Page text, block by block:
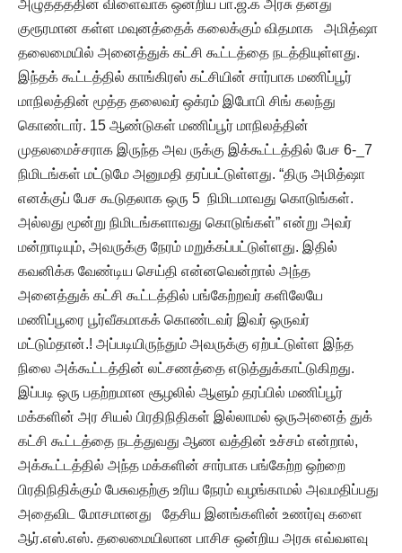
அழுத்தத்தின் விளைவாக ஒன்றிய பா.ஜ.க அரசு தனது
குரூரமான கள்ள மவுனத்தைக் கலைக்கும் விதமாக அமித்ஷா
தலைமையில் அனைத்துக் கட்சி கூட்டத்தை நடத்தியுள்ளது.
இந்தக் கூட்டத்தில் காங்கிரஸ் கட்சியின் சார்பாக மணிப்பூர்
மாநிலத்தின் மூத்த தலைவர் ஒக்ரம் இபோபி சிங் கலந்து
கொண்டார். 15 ஆண்டுகள் மணிப்பூர் மாநிலத்தின்
முதலமைச்சராக இருந்த அவ ருக்கு இக்கூட்டத்தில் பேச 6-_7
நிமிடங்கள் மட்டுமே அனுமதி தரப்பட்டுள்ளது. “திரு அமித்ஷா
எனக்குப் பேச கூடுதலாக ஒரு 5 நிமிடமாவது கொடுங்கள்.
அல்லது மூன்று நிமிடங்களாவது கொடுங்கள்” என்று அவர்
மன்றாடியும், அவருக்கு நேரம் மறுக்கப்பட்டுள்ளது. இதில்
கவனிக்க வேண்டிய செய்தி என்னவென்றால் அந்த
அனைத்துக் கட்சி கூட்டத்தில் பங்கேற்றவர் களிலேயே
மணிப்பூரை பூர்வீகமாகக் கொண்டவர் இவர் ஒருவர்
மட்டும்தான்.! அப்படியிருந்தும் அவருக்கு ஏற்பட்டுள்ள இந்த
நிலை அக்கூட்டத்தின் லட்சணத்தை எடுத்துக்காட்டுகிறது. ‌
இப்படி ஒரு பதற்றமான சூழலில் ஆளும் தரப்பில் மணிப்பூர்
மக்களின் அர சியல் பிரதிநிதிகள் இல்லாமல் ஒருஅனைத் துக்
கட்சி கூட்டத்தை நடத்துவது ஆண வத்தின் உச்சம் என்றால்,
அக்கூட்டத்தில் அந்த மக்களின் சார்பாக பங்கேற்ற ஒற்றை
பிரதிநிதிக்கும் பேசுவதற்கு உரிய நேரம் வழங்காமல் அவமதிப்பது
அதைவிட மோசமானது தேசிய இனங்களின் உணர்வு களை
ஆர்.எஸ்.எஸ். தலைமையிலான பாசிச ஒன்றிய அரசு எவ்வளவு